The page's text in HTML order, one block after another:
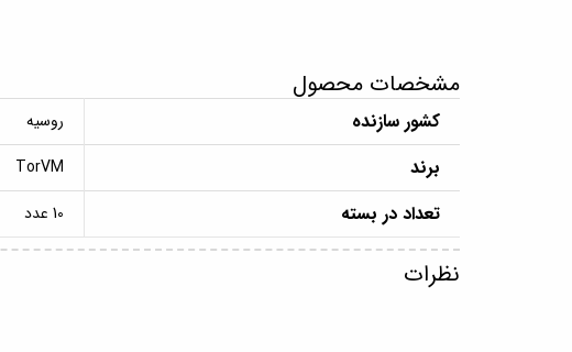
مشخصات محصول
کشور سازنده روسیه
برند TorVM
تعداد در بسته 10 عدد
نظرات